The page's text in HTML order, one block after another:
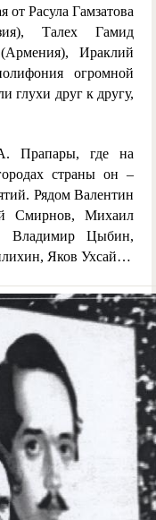
от Расула Гамзатова
Талех Гамид
Ираклий
огромной
глухи друг к другу,
Прапары, где на
страны он –
Рядом Валентин
Смирнов, Михаил
Владимир Цыбин,
Яков Ухсай…